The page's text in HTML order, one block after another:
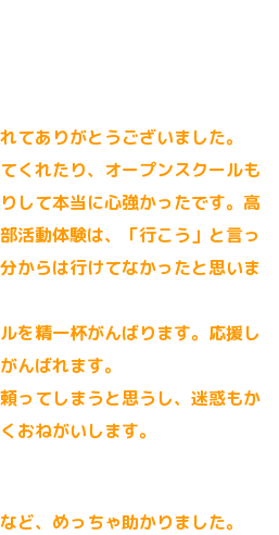
てありがとうございました。
くれたり、オープンスクールも
して本当に心強かったです。高
活動体験は、「行こう」と言っ
からは行けてなかったと思いま
を精一杯がんばります。応援し
んばれます。
ってしまうと思うし、迷惑もか
おねがいします。
ど、めっちゃ助かりました。